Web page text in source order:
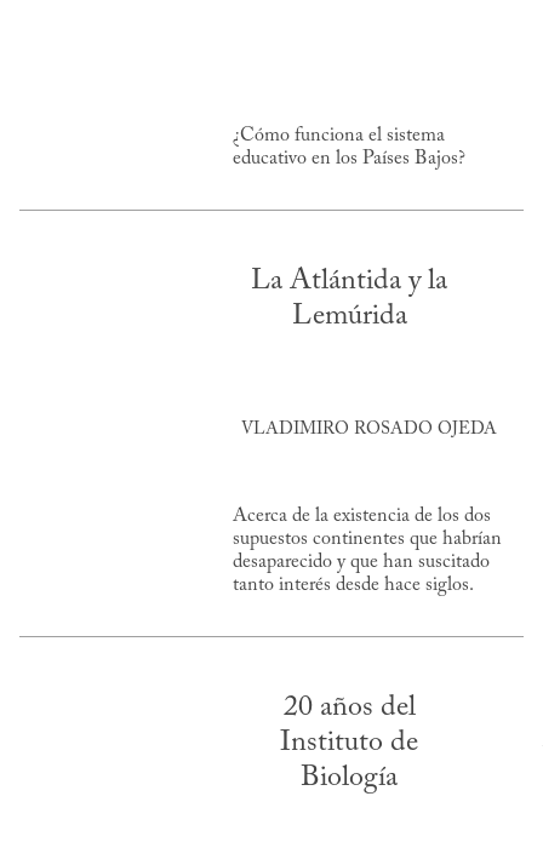
¿Cómo funciona el sistema
educativo en los Países Bajos?
La Atlántida y la
Lemúrida
VLADIMIRO ROSADO OJEDA
Acerca de la existencia de los dos
supuestos continentes que habrían
desaparecido y que han suscitado
tanto interés desde hace siglos.
20 años del
Instituto de
Biología